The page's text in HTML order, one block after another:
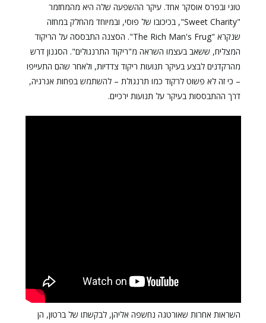
טוני ובפרס אוסקר אחד. עיקר ההשפעה שלה היא מהמחזמר
"Sweet Charity", בכיכובו של פוסי, ובמיוחד מהחלק במחזה
שנקרא "The Rich Man's Frug". הסצנה התבססה על הריקוד
המצליח, ששאב בעצמו השראה מ"ריקוד התרנגולים". הסגנון דרש
מהרקדנים לבצע בעיקר תנועות ריקוד צדדיות, ולאחר שהם התעייפו
– כי זה לא פשוט לרקוד כמו תרנגולת – להשתמש בפחות אנרגיה,
דרך ההתבססות בעיקר על תנועות ירכיים.
השראות אחרות שאורטגה נחשפה אליהן, לבקשתו של ברטון, הן